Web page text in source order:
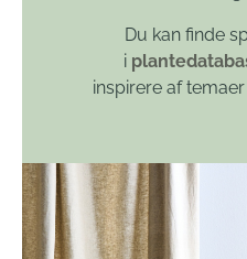
Du kan finde
i
inspirere af